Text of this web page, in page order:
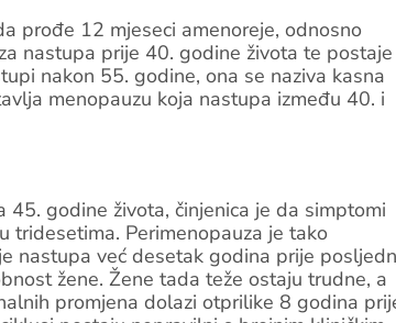
prođe 12 mjeseci amenoreje, odnosno
nastupa prije 40. godine života te postaje
nakon 55. godine, ona se naziva kasna
menopauzu koja nastupa između 40. i
godine života, činjenica je da simptomi
tridesetima. Perimenopauza je tako
nastupa već desetak godina prije
žene. Žene tada teže ostaju trudne, a
promjena dolazi otprilike 8 godina